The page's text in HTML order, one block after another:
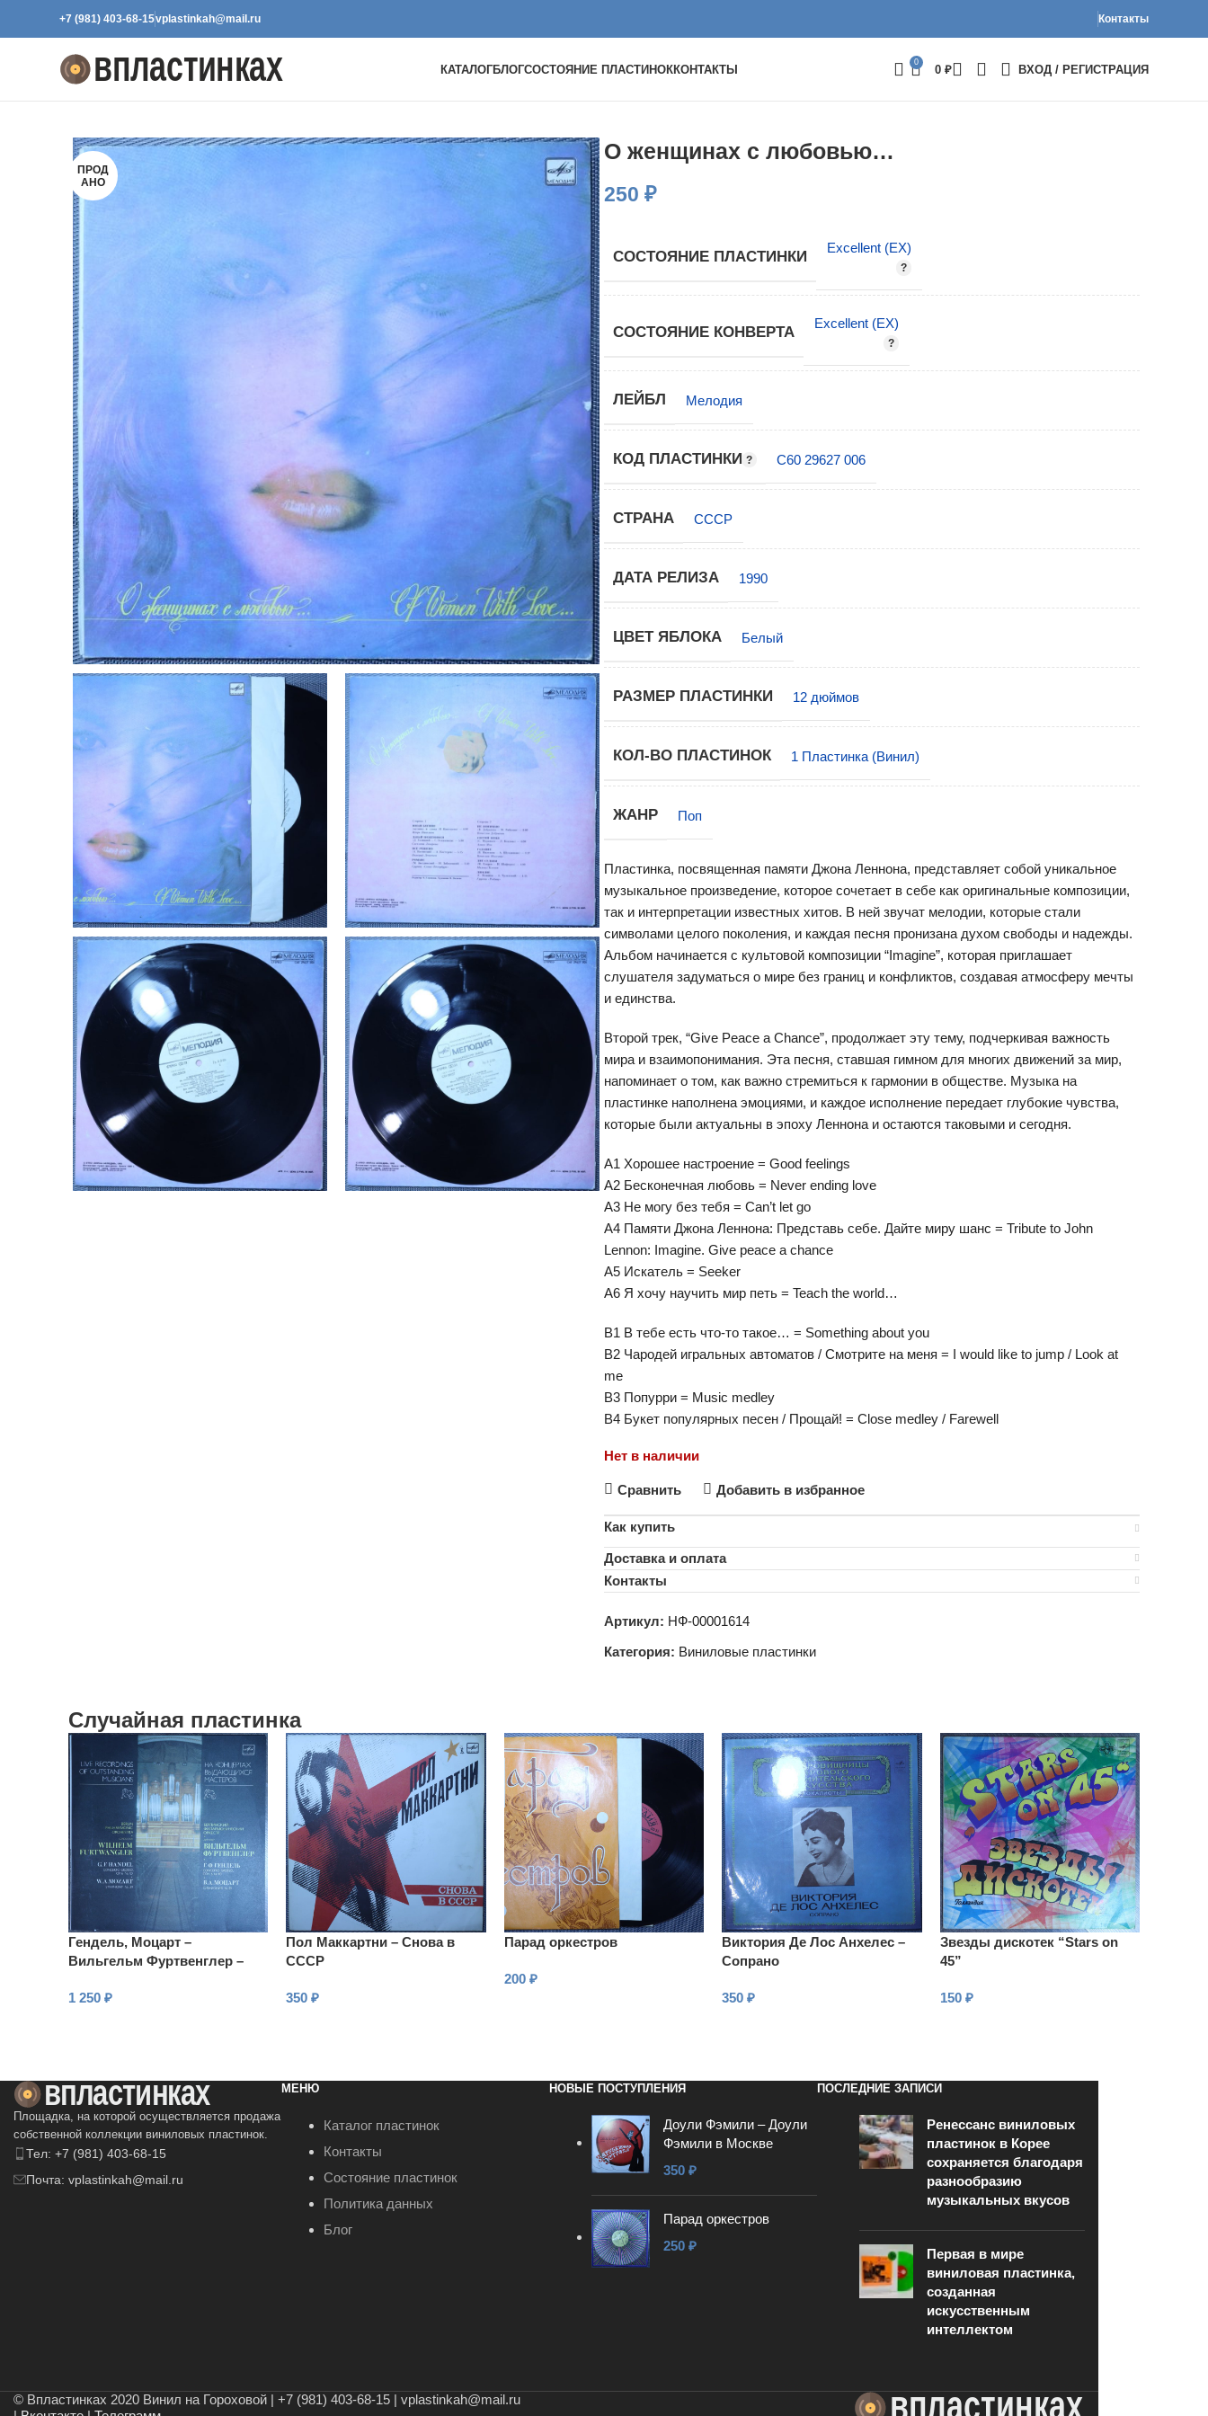
+7 (981) 403-68-15vplastinkah@mail.ru Контакты
КАТАЛОГБЛОГСОСТОЯНИЕ ПЛАСТИНОККОНТАКТЫ
0
0 ₽ ВХОД / РЕГИСТРАЦИЯ
ПРОД
АНО
О женщинах с любовью…
250 ₽
СОСТОЯНИЕ ПЛАСТИНКИ
Excellent (EX)
СОСТОЯНИЕ КОНВЕРТА
Excellent (EX)
ЛЕЙБЛ Мелодия
КОД ПЛАСТИНКИ С60 29627 006
СТРАНА СССР
ДАТА РЕЛИЗА 1990
ЦВЕТ ЯБЛОКА Белый
РАЗМЕР ПЛАСТИНКИ 12 дюймов
КОЛ-ВО ПЛАСТИНОК 1 Пластинка (Винил)
ЖАНР Поп
Пластинка, посвященная памяти Джона Леннона, представляет собой уникальное
музыкальное произведение, которое сочетает в себе как оригинальные композиции,
так и интерпретации известных хитов. В ней звучат мелодии, которые стали
символами целого поколения, и каждая песня пронизана духом свободы и надежды.
Альбом начинается с культовой композиции “Imagine”, которая приглашает
слушателя задуматься о мире без границ и конфликтов, создавая атмосферу мечты
и единства.
Второй трек, “Give Peace a Chance”, продолжает эту тему, подчеркивая важность
мира и взаимопонимания. Эта песня, ставшая гимном для многих движений за мир,
напоминает о том, как важно стремиться к гармонии в обществе. Музыка на
пластинке наполнена эмоциями, и каждое исполнение передает глубокие чувства,
которые были актуальны в эпоху Леннона и остаются таковыми и сегодня.
A1 Хорошее настроение = Good feelings
A2 Бесконечная любовь = Never ending love
A3 Не могу без тебя = Can’t let go
A4 Памяти Джона Леннона: Представь себе. Дайте миру шанс = Tribute to John
Lennon: Imagine. Give peace a chance
A5 Искатель = Seeker
A6 Я хочу научить мир петь = Teach the world…
B1 В тебе есть что-то такое… = Something about you
B2 Чародей игральных автоматов / Смотрите на меня = I would like to jump / Look at
me
B3 Попурри = Music medley
B4 Букет популярных песен / Прощай! = Close medley / Farewell
Нет в наличии
Сравнить Добавить в избранное
Как купить
Доставка и оплата
Контакты
Артикул: НФ-00001614
Категория: Виниловые пластинки
Случайная пластинка
Гендель, Моцарт –
Вильгельм Фуртвенглер –
№ 39
1 250 ₽
Пол Маккартни – Снова в
СССР
350₽
Парад оркестров
200 ₽
Виктория Де Лос Анхелес –
Сопрано
350₽
Звезды дискотек “Stars on
45”
150 ₽
Площадка, на которой осуществляется продажа
собственной коллекции виниловых пластинок.
Тел: +7 (981) 403-68-15
Почта: vplastinkah@mail.ru
МЕНЮ
Каталог пластинок
Контакты
Состояние пластинок
Политика данных
Блог
НОВЫЕ ПОСТУПЛЕНИЯ
Доули Фэмили – Доули
Фэмили в Москве
350 ₽
Парад оркестров
250 ₽
ПОСЛЕДНИЕ ЗАПИСИ
Ренессанс виниловых
пластинок в Корее
сохраняется благодаря
разнообразию
музыкальных вкусов
Первая в мире
виниловая пластинка,
созданная
искусственным
интеллектом
© Впластинках 2020 Винил на Гороховой | +7 (981) 403-68-15 | vplastinkah@mail.ru